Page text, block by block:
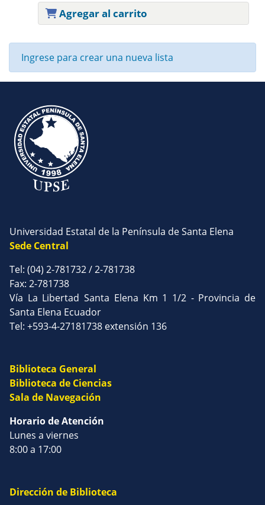
Agregar al carrito
Ingrese para crear una nueva lista
Universidad Estatal de la Península de Santa Elena
Sede Central
Tel: (04) 2-781732 / 2-781738
Fax: 2-781738
Vía La Libertad Santa Elena Km 1 1/2 - Provincia de
Santa Elena Ecuador
Tel: +593-4-27181738 extensión 136
Biblioteca General
Biblioteca de Ciencias
Sala de Navegación
Horario de Atención
Lunes a viernes
8:00 a 17:00
Dirección de Biblioteca